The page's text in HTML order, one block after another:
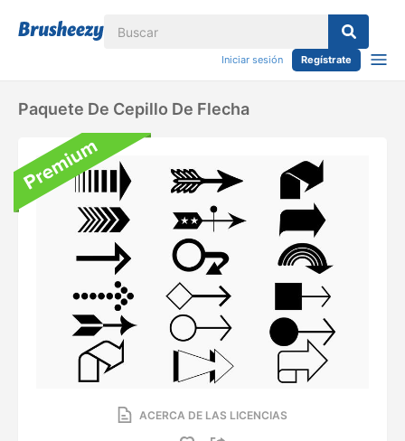
Iniciar sesión Regístrate
Paquete De Cepillo De Flecha
ACERCA DE LAS LICENCIAS